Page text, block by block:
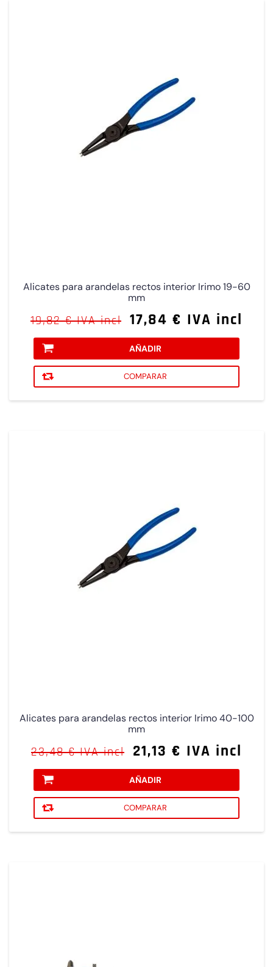
Alicates para arandelas rectos interior Irimo 19-60
mm
19,82 € IVA incl 17,84 € IVA incl
AÑADIR
COMPARAR
Alicates para arandelas rectos interior Irimo 40-100
mm
23,48 € IVA incl 21,13 € IVA incl
AÑADIR
COMPARAR